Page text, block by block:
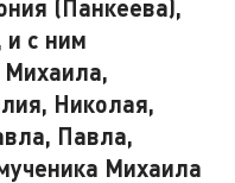
(Панкеева),
и с ним
Николая,
Павла,
Михаила